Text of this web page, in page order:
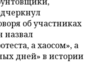
об участниках
назвал
а хаосом», а
дней» в истории